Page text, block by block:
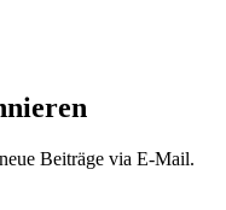
Beiträge via E-Mail.